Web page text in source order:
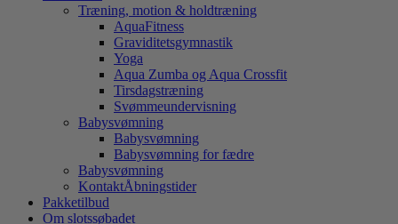
Træning, motion & holdtræning
AquaFitness
Graviditetsgymnastik
Yoga
Aqua Zumba og Aqua Crossfit
Tirsdagstræning
Svømmeundervisning
Babysvømning
Babysvømning
Babysvømning for fædre
Babysvømning
KontaktÅbningstider
Pakketilbud
Om slotssøbadet